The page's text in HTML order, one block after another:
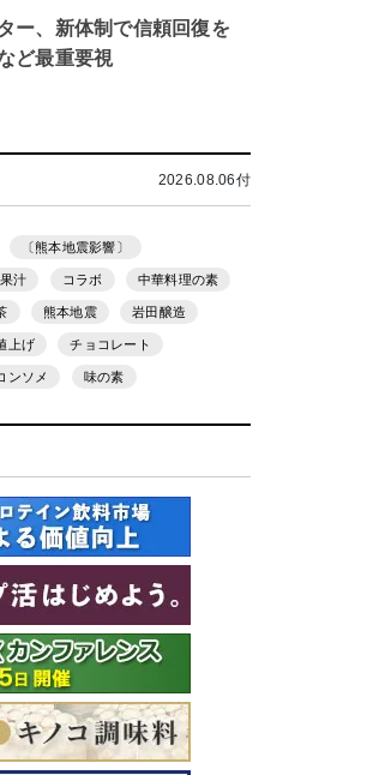
ー、新体制で信頼回復を
ど最重要視
2026.08.06付
〔熊本地震影響〕
汁 コラボ 中華料理の素
熊本地震 岩田醸造
上げ チョコレート
ンソメ 味の素